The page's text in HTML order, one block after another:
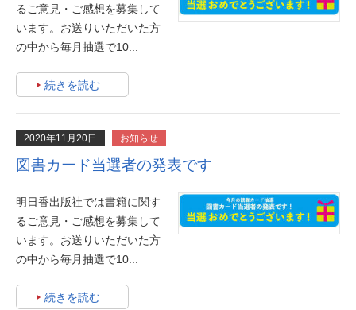
るご意見・ご感想を募集して
います。お送りいただいた方
の中から毎月抽選で10...
続きを読む
2020年11月20日 お知らせ
図書カード当選者の発表です
明日香出版社では書籍に関す
るご意見・ご感想を募集して
います。お送りいただいた方
の中から毎月抽選で10...
続きを読む